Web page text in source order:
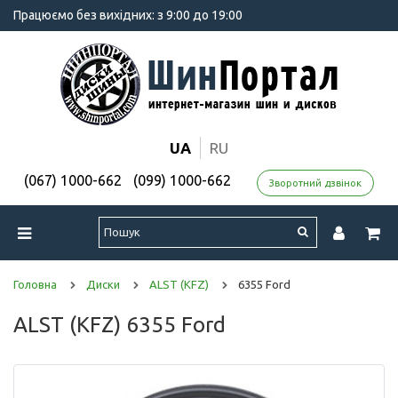
Працюємо без вихідних: з 9:00 до 19:00
UA RU
(067) 1000-662 (099) 1000-662 Зворотний дзвінок
Головна Диски ALST (KFZ) 6355 Ford
ALST (KFZ) 6355 Ford